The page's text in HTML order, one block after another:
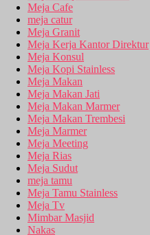
Meja Cafe
meja catur
Meja Granit
Meja Kerja Kantor Direktur
Meja Konsul
Meja Kopi Stainless
Meja Makan
Meja Makan Jati
Meja Makan Marmer
Meja Makan Trembesi
Meja Marmer
Meja Meeting
Meja Rias
Meja Sudut
meja tamu
Meja Tamu Stainless
Meja Tv
Mimbar Masjid
Nakas